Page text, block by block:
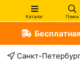
Каталог Поиск
Санкт-